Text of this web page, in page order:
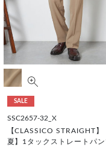
SALE
SSC2657-32_X
【CLASSICO STRAIGHT】
夏】1タックストレートパ